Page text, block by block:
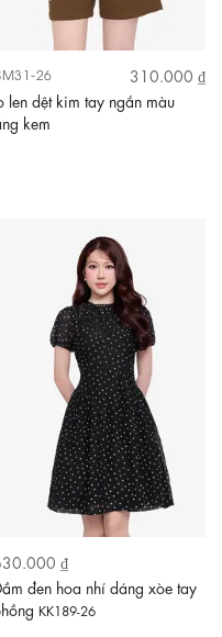
26
310.000 ₫
len dệt kim tay ngắn màu
kem
₫
đen hoa nhí dáng xòe tay
KK189-26